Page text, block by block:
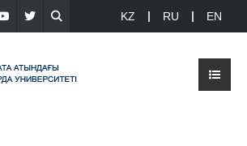
KZ RU EN